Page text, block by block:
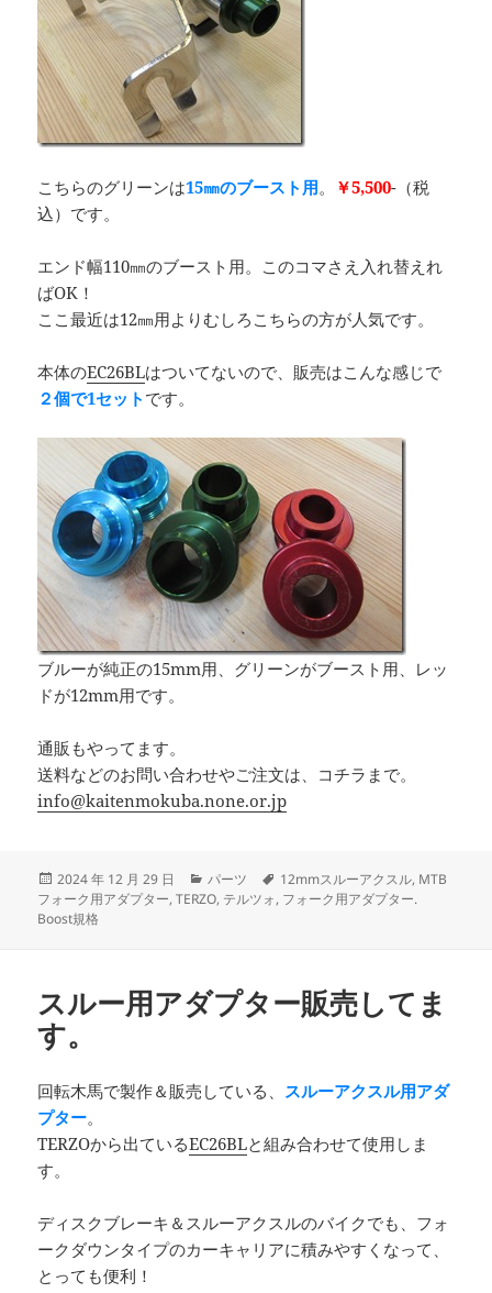
こちらのグリーンは15㎜のブースト用。 ￥5,500-（税
込）です。
エンド幅110㎜のブースト用。このコマさえ入れ替えれ
ばOK！
ここ最近は12㎜用よりむしろこちらの方が人気です。
本体のEC26BLはついてないので、販売はこんな感じで
２個で1セット です。
ブルーが純正の15mm用、グリーンがブースト用、レッ
ドが12mm用です。
通販もやってます。
送料などのお問い合わせやご注文は、コチラまで。
info@kaitenmokuba.none.or.jp
投
稿
日:
2024 年 12 月 29 日
カ
テ
パーツ
タ
グ
12mmスルーアクスル, MTB
フォーク用アダプター,TERZO, テルツォ, フォーク用アダプター.
Boost規格
スルー用アダプター販売してま
す。
回転木馬で製作＆販売している、 スルーアクスル用アダ
プター。
TERZOから出ているEC26BLと組み合わせて使用しま
す。
ディスクブレーキ＆スルーアクスルのバイクでも、フォ
ークダウンタイプのカーキャリアに積みやすくなって、
とっても便利！